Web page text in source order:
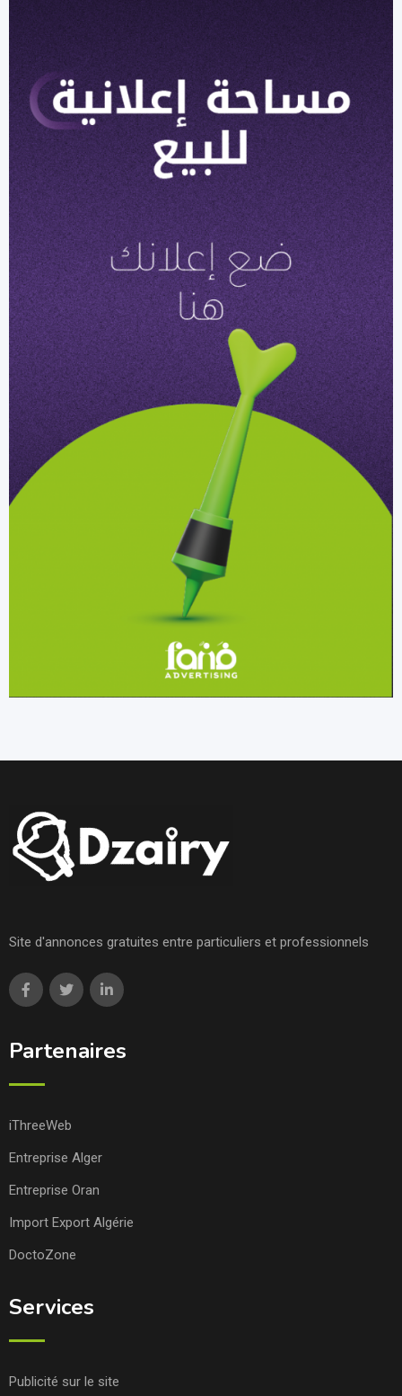
Site d'annonces gratuites entre particuliers et professionnels
Partenaires
iThreeWeb
Entreprise Alger
Entreprise Oran
Import Export Algérie
DoctoZone
Services
Publicité sur le site